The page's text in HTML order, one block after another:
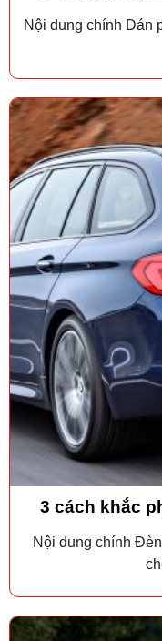
Nội dung chính Dán
3 cách khắc
Nội dung chính